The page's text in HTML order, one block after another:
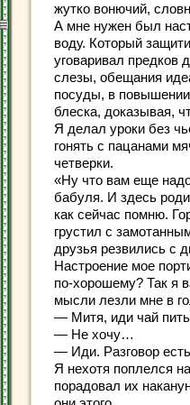
жутко вонючий,
А мне нужен был
воду. Который
уговаривал
слезы, обещания
посуды, в
блеска, доказывая,
Я делал уроки без
гонять с пацанами
четверки.
«Ну что вам еще
бабуля. И здесь
как сейчас помню.
грустил с
друзья резвились с
Настроение мое
по-хорошему? Так я
мысли лезли мне в
— Митя, иди чай
— Не хочу…
— Иди. Разговор
Я нехотя поплелся
порадовал их